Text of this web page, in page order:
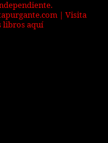
| Visita
libros aquí